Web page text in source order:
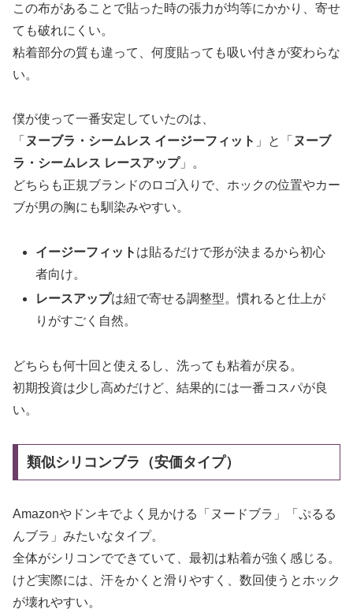
この布があることで貼った時の張力が均等にかかり、寄せ
ても破れにくい。
粘着部分の質も違って、何度貼っても吸い付きが変わらな
い。
僕が使って一番安定していたのは、
「 ヌーブラ・シームレス イージーフィット 」と「 ヌーブ
ラ・シームレス レースアップ」。
どちらも正規ブランドのロゴ入りで、ホックの位置やカー
ブが男の胸にも馴染みやすい。
イージーフィット は貼るだけで形が決まるから初心
者向け。
レースアップは紐で寄せる調整型。慣れると仕上が
りがすごく自然。
どちらも何十回と使えるし、洗っても粘着が戻る。
初期投資は少し高めだけど、結果的には一番コスパが良
い。
類似シリコンブラ（安価タイプ）
Amazonやドンキでよく見かける「ヌードブラ」「ぷるる
んブラ」みたいなタイプ。
全体がシリコンでできていて、最初は粘着が強く感じる。
けど実際には、汗をかくと滑りやすく、数回使うとホック
が壊れやすい。